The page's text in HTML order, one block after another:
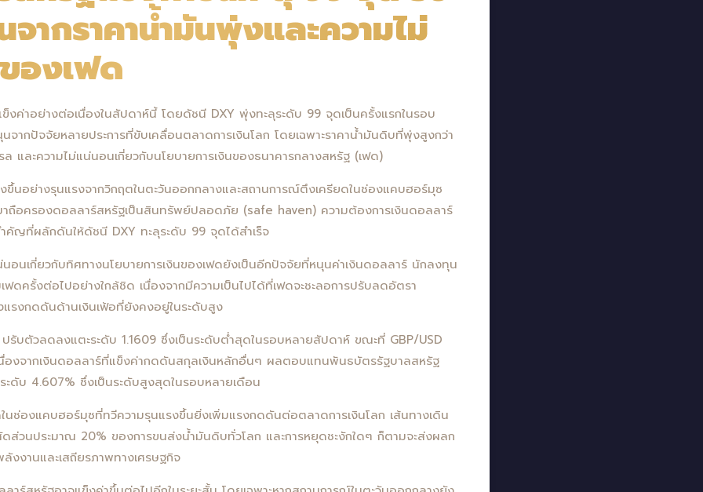
ากราคาน้ำมันพุ่งและความไม่
องเฟด
งค่าอย่างต่อเนื่องในสัปดาห์นี้ โดยดัชนี DXY พุ่งทะลุระดับ 99 จุดเป็นครั้งแรกในรอบ
จากปัจจัยหลายประการที่ขับเคลื่อนตลาดการเงินโลก โดยเฉพาะราคาน้ำมันดิบที่พุ่งสูงกว่า
ล และความไม่แน่นอนเกี่ยวกับนโยบายการเงินของธนาคารกลางสหรัฐ (เฟด)
ขึ้นอย่างรุนแรงจากวิกฤตในตะวันออกกลางและสถานการณ์ตึงเครียดในช่องแคบฮอร์มุซ
ถือครองดอลลาร์สหรัฐเป็นสินทรัพย์ปลอดภัย (safe haven) ความต้องการเงินดอลลาร์
คัญที่ผลักดันให้ดัชนี DXY ทะลุระดับ 99 จุดได้สำเร็จ
อนเกี่ยวกับทิศทางนโยบายการเงินของเฟดยังเป็นอีกปัจจัยที่หนุนค่าเงินดอลลาร์ นักลงทุน
ฟดครั้งต่อไปอย่างใกล้ชิด เนื่องจากมีความเป็นไปได้ที่เฟดจะชะลอการปรับลดอัตรา
รงกดดันด้านเงินเฟ้อที่ยังคงอยู่ในระดับสูง
รับตัวลดลงแตะระดับ 1.1609 ซึ่งเป็นระดับต่ำสุดในรอบหลายสัปดาห์ ขณะที่ GBP/USD
องจากเงินดอลลาร์ที่แข็งค่ากดดันสกุลเงินหลักอื่นๆ ผลตอบแทนพันธบัตรรัฐบาลสหรัฐ
ดับ 4.607% ซึ่งเป็นระดับสูงสุดในรอบหลายเดือน
นช่องแคบฮอร์มุซที่ทวีความรุนแรงขึ้นยิ่งเพิ่มแรงกดดันต่อตลาดการเงินโลก เส้นทางเดิน
ส่วนประมาณ 20% ของการขนส่งน้ำมันดิบทั่วโลก และการหยุดชะงักใดๆ ก็ตามจะส่งผลก
งงานและเสถียรภาพทางเศรษฐกิจ